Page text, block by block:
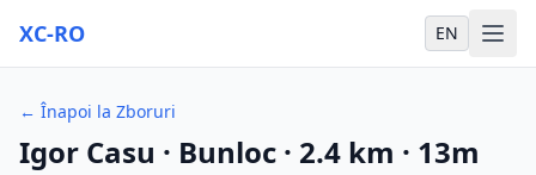
XC-RO EN
← Înapoi la Zboruri
Igor Casu · Bunloc · 2.4 km · 13m